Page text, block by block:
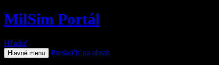
MilSim Portál
Hľadať
Hlavné menu Preskočiť na obsah